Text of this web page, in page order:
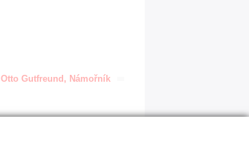
Otto Gutfreund, Námořník